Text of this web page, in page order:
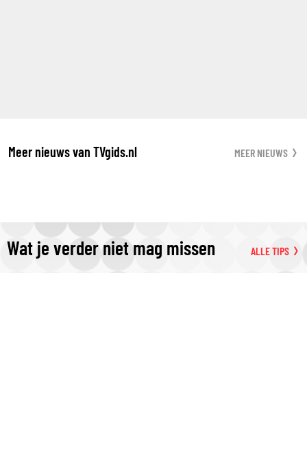
Meer nieuws van TVgids.nl MEER NIEUWS
Wat je verder niet mag missen ALLE TIPS